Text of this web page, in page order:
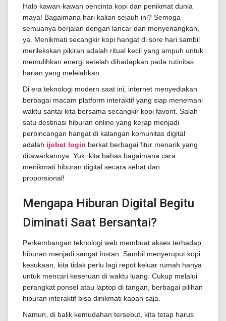
Halo kawan-kawan pencinta kopi dan penikmat dunia
maya! Bagaimana hari kalian sejauh ini? Semoga
semuanya berjalan dengan lancar dan menyenangkan,
ya. Menikmati secangkir kopi hangat di sore hari sambil
merilekskan pikiran adalah ritual kecil yang ampuh untuk
memulihkan energi setelah dihadapkan pada rutinitas
harian yang melelahkan.
Di era teknologi modern saat ini, internet menyediakan
berbagai macam platform interaktif yang siap menemani
waktu santai kita bersama secangkir kopi favorit. Salah
satu destinasi hiburan online yang kerap menjadi
perbincangan hangat di kalangan komunitas digital
adalah ijobet login berkat berbagai fitur menarik yang
ditawarkannya. Yuk, kita bahas bagaimana cara
menikmati hiburan digital secara sehat dan
proporsional!
Mengapa Hiburan Digital Begitu
Diminati Saat Bersantai?
Perkembangan teknologi web membuat akses terhadap
hiburan menjadi sangat instan. Sambil menyeruput kopi
kesukaan, kita tidak perlu lagi repot keluar rumah hanya
untuk mencari keseruan di waktu luang. Cukup melalui
perangkat ponsel atau laptop di tangan, berbagai pilihan
hiburan interaktif bisa dinikmati kapan saja.
Namun, di balik kemudahan tersebut, kita tetap harus